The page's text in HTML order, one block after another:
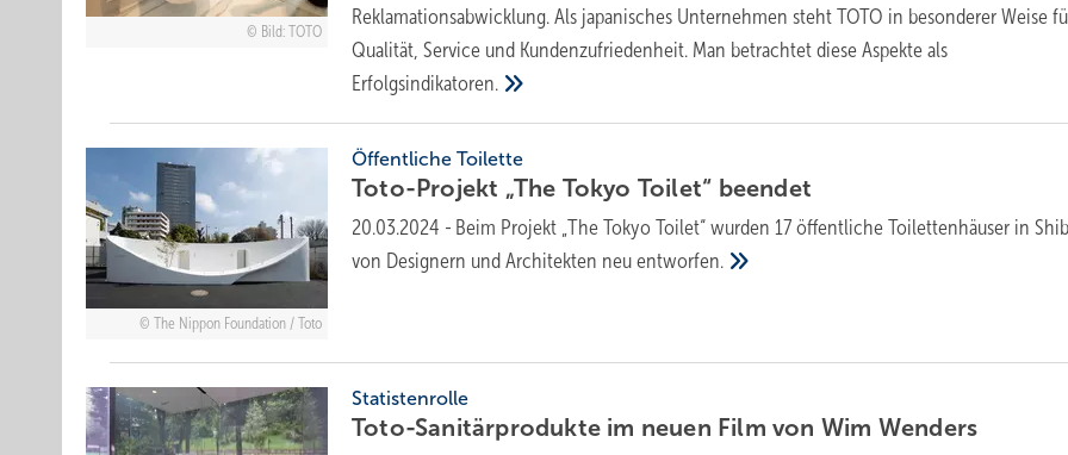
Bild: TOTO
Reklamationsabwicklung. Als japanisches Unternehmen steht TOTO in besonderer Weise
Qualität, Service und Kundenzufriedenheit. Man betrachtet diese Aspekte als
Erfolgsindikatoren.
The Nippon Foundation / Toto
Öffentliche Toilette
Toto-Projekt „The Tokyo Toilet“ beendet
20.03.2024 - Beim Projekt „The Tokyo Toilet“ wurden 17 öffentliche Toilettenhäuser in
von Designern und Architekten neuentworfen.
Statistenrolle
Toto-Sanitärprodukte im neuen Film von Wim Wenders